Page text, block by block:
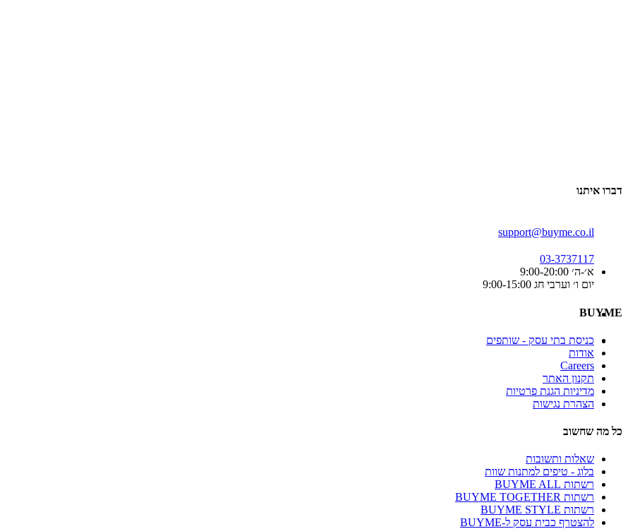
דברו איתנו
support@buyme.co.il
03-3737117
א׳-ה׳ 9:00-20:00
יום ו׳ וערבי חג 9:00-15:00
BUYME
כניסת בתי עסק - שותפים
אודות
Careers
תקנון האתר
מדיניות הגנת פרטיות
הצהרת נגישות
כל מה שחשוב
שאלות ותשובות
בלוג - טיפים למתנות שוות
רשתות BUYME ALL
רשתות BUYME TOGETHER
רשתות BUYME STYLE
להצטרף כבית עסק ל-BUYME